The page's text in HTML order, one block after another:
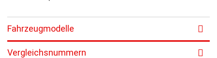
Fahrzeugmodelle
Vergleichsnummern